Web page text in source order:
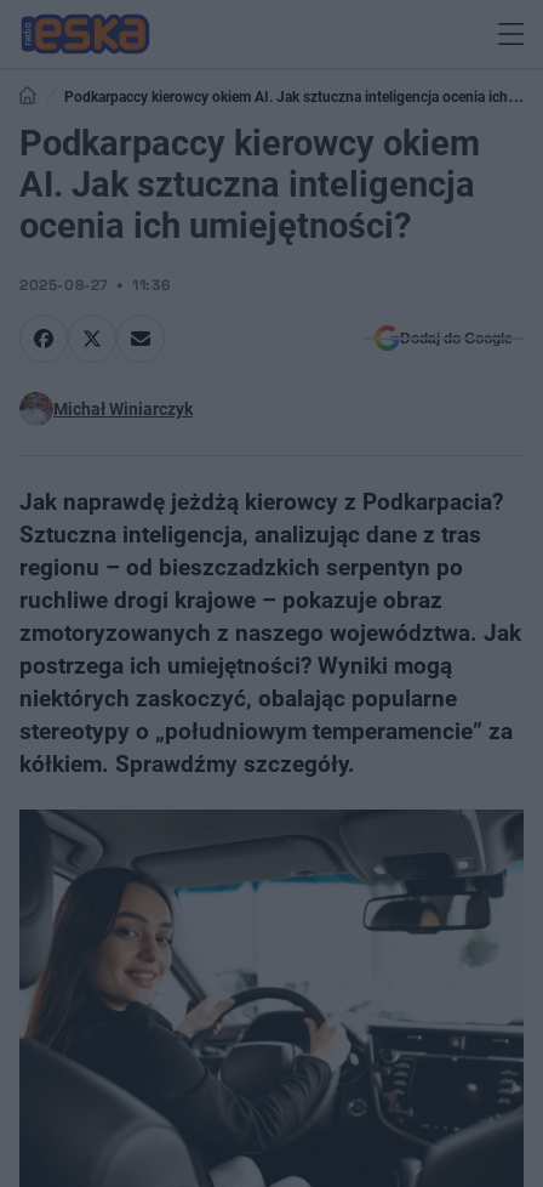
Podkarpaccy kierowcy okiem AI. Jak sztuczna inteligencja ocenia ich
umiejętności?
Podkarpaccy kierowcy okiem
AI. Jak sztuczna inteligencja
ocenia ich umiejętności?
2025-08-27 11:36
Dodaj do Google
Michał Winiarczyk
Jak naprawdę jeżdżą kierowcy z Podkarpacia?
Sztuczna inteligencja, analizując dane z tras
regionu – od bieszczadzkich serpentyn po
ruchliwe drogi krajowe – pokazuje obraz
zmotoryzowanych z naszego województwa. Jak
postrzega ich umiejętności? Wyniki mogą
niektórych zaskoczyć, obalając popularne
stereotypy o „południowym temperamencie” za
kółkiem. Sprawdźmy szczegóły.